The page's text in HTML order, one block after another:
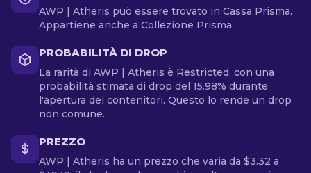
AWP | Atheris può essere trovato in Cassa Prisma.
Appartiene anche a Collezione Prisma.
PROBABILITÀ DI DROP
La rarità di AWP | Atheris è Restricted, con una
probabilità stimata di drop del 15.98% durante
l'apertura dei contenitori. Questo lo rende un drop
non comune.
PREZZO
AWP | Atheris ha un prezzo che varia da $3.32 a